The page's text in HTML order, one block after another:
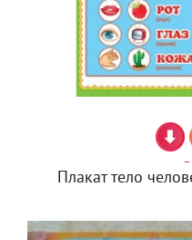
Плакат тело